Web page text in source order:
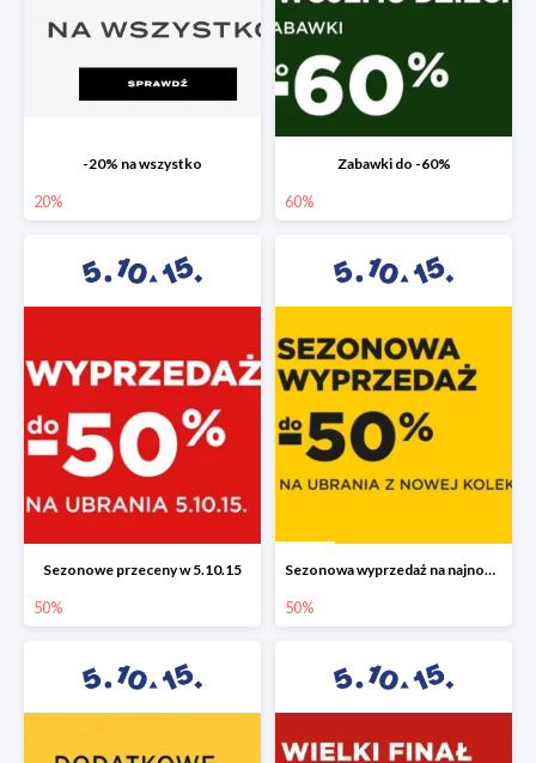
-20% na wszystko
20%
Zabawki do -60%
60%
Sezonowe przeceny w 5.10.15
50%
Sezonowa wyprzedaż na najnowszą kolekcję do -50%
50%